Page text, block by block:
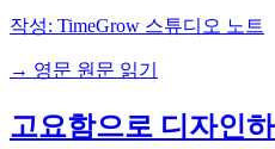
작성: TimeGrow 스튜디오 노트
→ 영문 원문 읽기
고요함으로 디자인하